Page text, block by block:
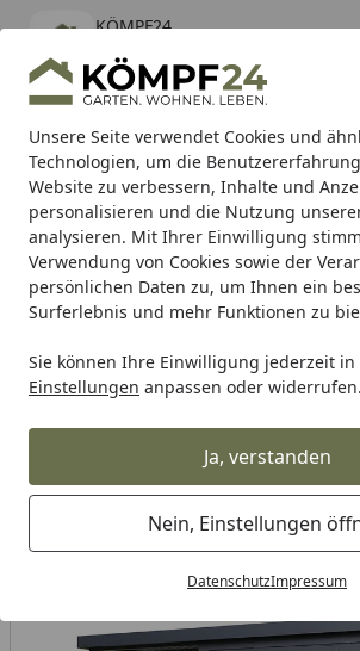
Unsere Seite verwendet Cookies und
Technologien, um die
Website zu verbessern, Inhalte und
personalisieren und die Nutzung
analysieren. Mit Ihrer Einwilligung
Verwendung von Cookies sowie der
persönlichen Daten zu, um Ihnen ein
Surferlebnis und mehr Funktionen zu
Sie können Ihre Einwilligung jederzeit in
Einstellungen anpassen oder widerrufen.
Ja, verstanden
Nein, Einstellungen
DatenschutzImpressum
KÖMPF24
kostenlos - Im App Store
Alle Produkte
Mein Konto
Suchen
Karibu Pools inkl. gratis
Starterset (Gesamtwert bis
Startseite
Alles für den Garten Gartenhaus
Wolff Finnhaus
Gartenhaus Thorin
inkl. 150 cm